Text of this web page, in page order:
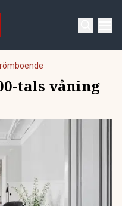
tals våning